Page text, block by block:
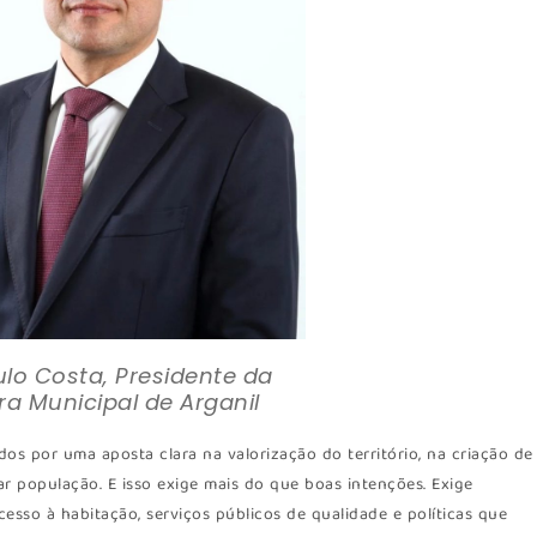
Costa, Presidente da
Municipal de Arganil
por uma aposta clara na valorização do território, na criação de
E isso exige mais do que boas intenções. Exige
à habitação, serviços públicos de qualidade e políticas que